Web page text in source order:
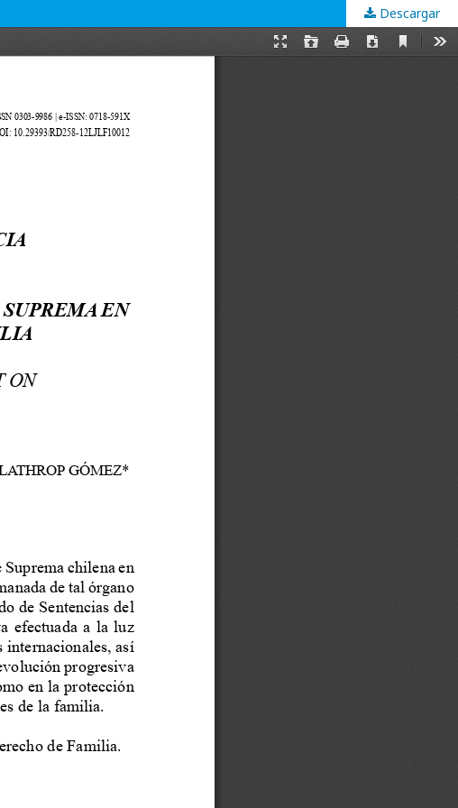
Descargar